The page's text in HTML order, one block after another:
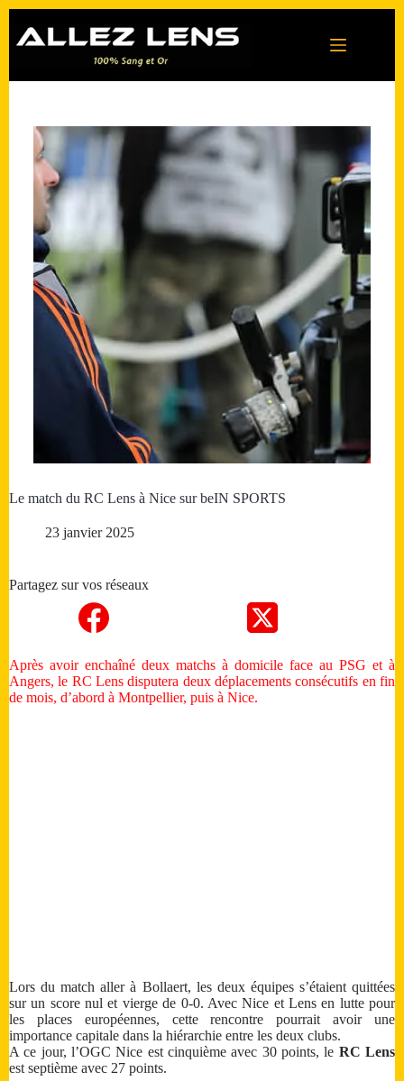
contenu
Le match du RC Lens à Nice sur beIN SPORTS
23 janvier 2025
Partagez sur vos réseaux
Après avoir enchaîné deux matchs à domicile face au PSG et à
Angers, le RC Lens disputera deux déplacements consécutifs en fin
de mois, d’abord à Montpellier, puis à Nice.
Lors du match aller à Bollaert, les deux équipes s’étaient quittées
sur un score nul et vierge de 0-0. Avec Nice et Lens en lutte pour
les places européennes, cette rencontre pourrait avoir une
importance capitale dans la hiérarchie entre les deux clubs.
A ce jour, l’OGC Nice est cinquième avec 30 points, le RC Lens
est septième avec 27 points.